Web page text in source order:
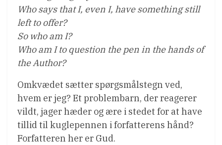
Who says that I, even I, have something still
left to offer?
So who am I?
Who am I to question the pen in the hands of
the Author?
Omkvædet sætter spørgsmålstegn ved,
hvem er jeg? Et problembarn, der reagerer
vildt, jager hæder og ære i stedet for at have
tillid til kuglepennen i forfatterens hånd?
Forfatteren her er Gud.